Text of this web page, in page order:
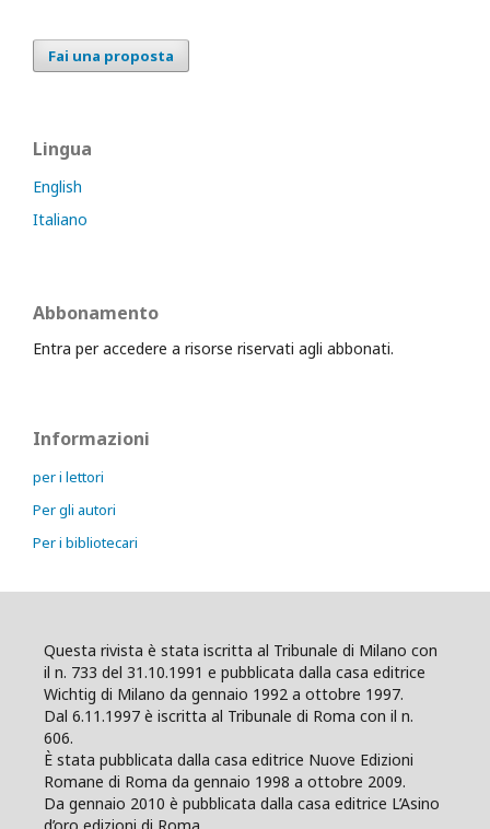
Fai una proposta
Lingua
English
Italiano
Abbonamento
Entra per accedere a risorse riservati agli abbonati.
Informazioni
per i lettori
Per gli autori
Per i bibliotecari
Questa rivista è stata iscritta al Tribunale di Milano con
il n. 733 del 31.10.1991 e pubblicata dalla casa editrice
Wichtig di Milano da gennaio 1992 a ottobre 1997.
Dal 6.11.1997 è iscritta al Tribunale di Roma con il n.
606.
È stata pubblicata dalla casa editrice Nuove Edizioni
Romane di Roma da gennaio 1998 a ottobre 2009.
Da gennaio 2010 è pubblicata dalla casa editrice L’Asino